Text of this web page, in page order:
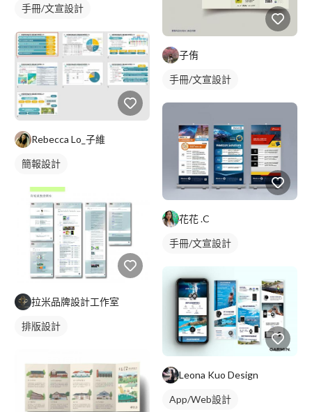
手冊/文宣設計
Rebecca Lo_子維
簡報設計
拉米品牌設計工作室
排版設計
子侑
手冊/文宣設計
花花 .C
手冊/文宣設計
Leona Kuo Design
App/Web設計